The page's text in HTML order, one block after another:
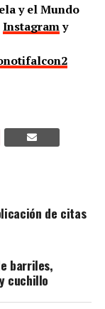
y el Mundo
Instagramy
de citas
barriles,
cuchillo